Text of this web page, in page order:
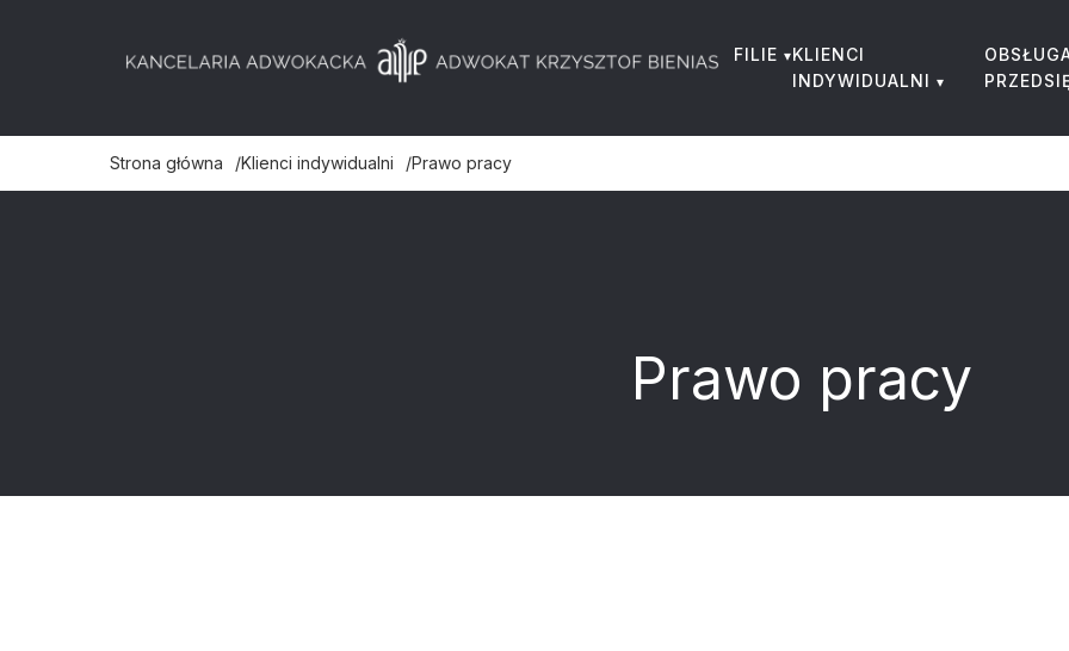
FILIE
KLIENCI
INDYWIDUALNI
Strona główna Klienci indywidualni Prawo pracy
Prawo pracy